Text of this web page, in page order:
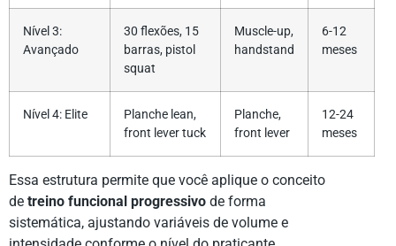
Nível 3:
Avançado
30 flexões, 15
barras, pistol
squat
Muscle-up,
handstand
6-12
meses
Nível 4: Elite
Planche lean,
front lever tuck
Planche,
front lever
12-24
meses
Essa estrutura permite que você aplique o conceito
de treino funcional progressivo de forma
sistemática, ajustando variáveis de volume e